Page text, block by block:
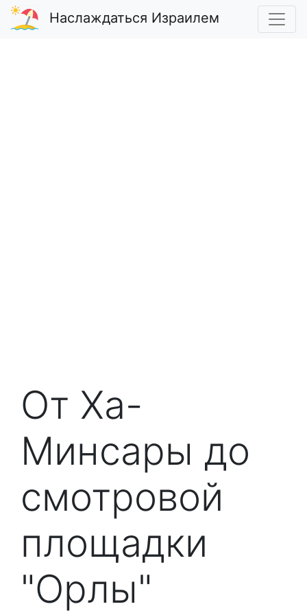
Наслаждаться Израилем
От Ха-
Минсары до
смотровой
площадки
"Орлы"